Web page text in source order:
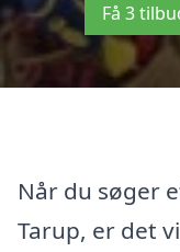
Få 3
Når du søger
Tarup, er det